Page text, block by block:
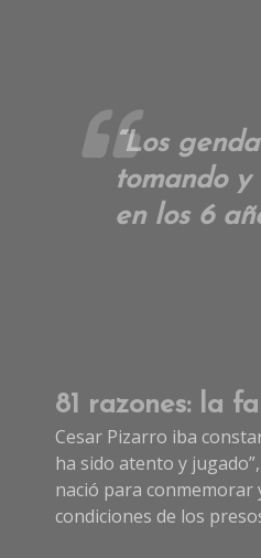
“Los
tomando y
en los 6
81 razones: la
Cesar Pizarro iba
ha sido atento y
nació para conmemorar
condiciones de los